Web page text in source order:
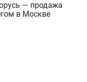
— продажа
в Москве